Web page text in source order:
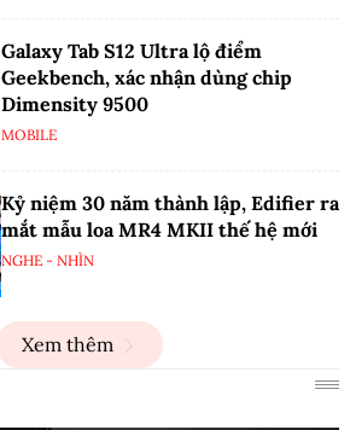
Galaxy Tab S12 Ultra lộ điểm
Geekbench, xác nhận dùng chip
Dimensity 9500
MOBILE
Kỷ niệm 30 năm thành lập, Edifier ra
mắt mẫu loa MR4 MKII thế hệ mới
NGHE - NHÌN
Xem thêm